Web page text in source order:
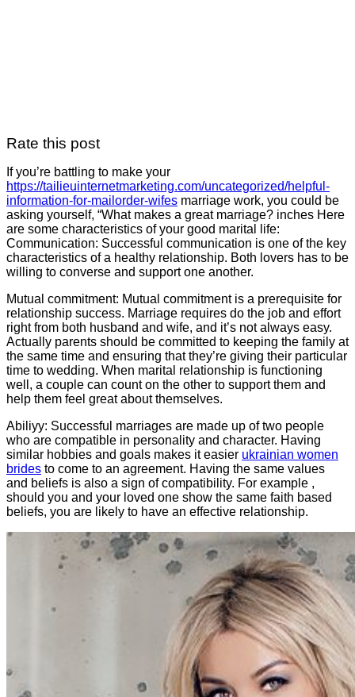
Rate this post
If you’re battling to make your
https://tailieuinternetmarketing.com/uncategorized/helpful-
information-for-mailorder-wifes marriage work, you could be
asking yourself, “What makes a great marriage? inches Here
are some characteristics of your good marital life:
Communication: Successful communication is one of the key
characteristics of a healthy relationship. Both lovers has to be
willing to converse and support one another.
Mutual commitment: Mutual commitment is a prerequisite for
relationship success. Marriage requires do the job and effort
right from both husband and wife, and it’s not always easy.
Actually parents should be committed to keeping the family at
the same time and ensuring that they’re giving their particular
time to wedding. When marital relationship is functioning
well, a couple can count on the other to support them and
help them feel great about themselves.
Abiliyy: Successful marriages are made up of two people
who are compatible in personality and character. Having
similar hobbies and goals makes it easier ukrainian women
brides to come to an agreement. Having the same values
and beliefs is also a sign of compatibility. For example ,
should you and your loved one show the same faith based
beliefs, you are likely to have an effective relationship.